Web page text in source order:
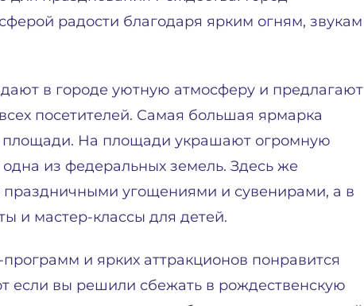
радости благодаря ярким огням, звукам
в городе уютную атмосферу и предлагают
посетителей. Самая большая ярмарка
площади. На площади украшают огромную
из федеральных земель. Здесь же
праздничными угощениями и сувенирами, а в
и мастер-классы для детей.
и ярких аттракционов понравится
если вы решили сбежать в рождественскую